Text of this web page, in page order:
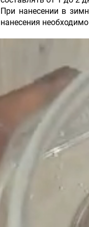
При нанесении в
нанесения